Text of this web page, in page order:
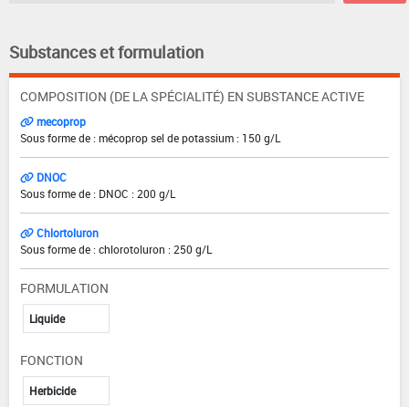
Substances et formulation
COMPOSITION (DE LA SPÉCIALITÉ) EN SUBSTANCE ACTIVE
mecoprop
Sous forme de : mécoprop sel de potassium : 150 g/L
DNOC
Sous forme de : DNOC : 200 g/L
Chlortoluron
Sous forme de : chlorotoluron : 250 g/L
FORMULATION
Liquide
FONCTION
Herbicide